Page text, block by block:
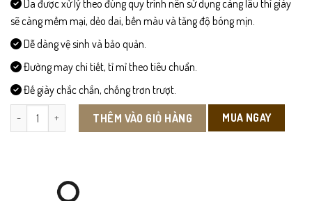
Da được xử lý theo đúng quy trình nên sử dụng càng lâu thì giày
sẽ càng mềm mại, dẻo dai, bền màu và tăng độ bóng mịn.
Dễ dàng vệ sinh và bảo quản.
Đường may chi tiết, tỉ mỉ theo tiêu chuẩn.
Đế giày chắc chắn, chống trơn trượt.
LX64 - Giày Lười Da Bò số lượngTHÊM VÀO GIỎ HÀNG MUA NGAY